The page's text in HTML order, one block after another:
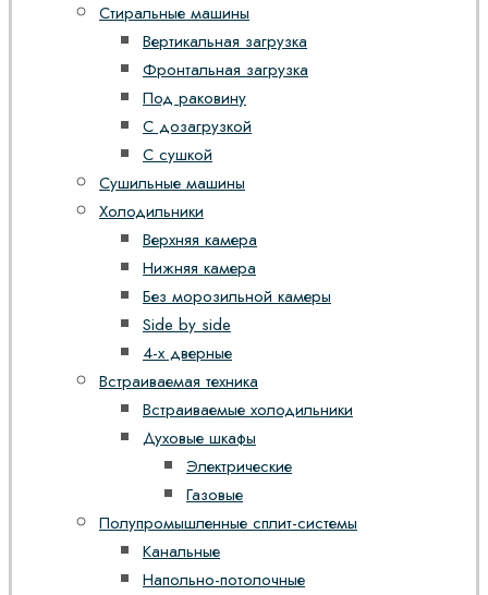
Стиральные машины
Вертикальная загрузка
Фронтальная загрузка
Под раковину
С дозагрузкой
С сушкой
Сушильные машины
Холодильники
Верхняя камера
Нижняя камера
Без морозильной камеры
Side by side
4-х дверные
Встраиваемая техника
Встраиваемые холодильники
Духовые шкафы
Электрические
Газовые
Полупромышленные сплит-системы
Канальные
Напольно-потолочные